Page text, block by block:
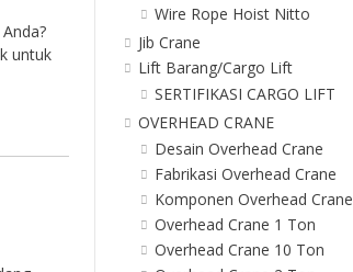
untuk
Wire Rope Hoist Nitto
Jib Crane
Lift Barang/Cargo Lift
SERTIFIKASI CARGO LIFT
OVERHEAD CRANE
Desain Overhead Crane
Fabrikasi Overhead Crane
Komponen Overhead Crane
Overhead Crane 1 Ton
Overhead Crane 10 Ton